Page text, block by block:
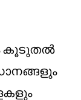
കൂടുതൽ